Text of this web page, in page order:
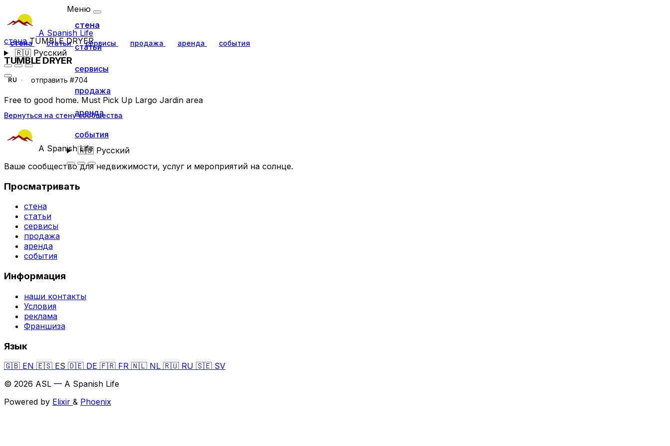
A Spanish Life
стена статьи сервисы продажа аренда события
🇷🇺Русский
Меню
стена
статьи
сервисы
продажа
аренда
события
🇷🇺Русский
стенаTUMBLE DRYER
TUMBLE DRYER
RU отправить #704
Free to good home. Must Pick Up Largo Jardin area
Вернуться на стену сообщества
A Spanish Life
Ваше сообщество для недвижимости, услуг и мероприятий на солнце.
Просматривать
стена
статьи
сервисы
продажа
аренда
события
Информация
наши контакты
Условия
реклама
Франшиза
Язык
🇬🇧 EN 🇪🇸 ES 🇩🇪 DE 🇫🇷 FR 🇳🇱 NL 🇷🇺 RU 🇸🇪 SV
© 2026 ASL — A Spanish Life
Powered by Elixir & Phoenix